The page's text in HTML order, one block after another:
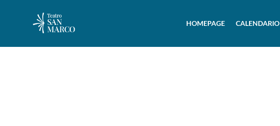
HOMEPAGE CALENDARIO